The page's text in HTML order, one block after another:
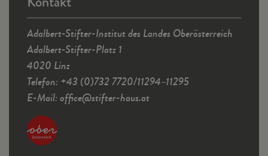
Adalbert-Stifter-Institut des Landes Oberösterreich
Adalbert-Stifter-Platz 1
4020 Linz
Telefon: +43 (0)732 7720/11294–11295
E-Mail:office@stifter-haus.at